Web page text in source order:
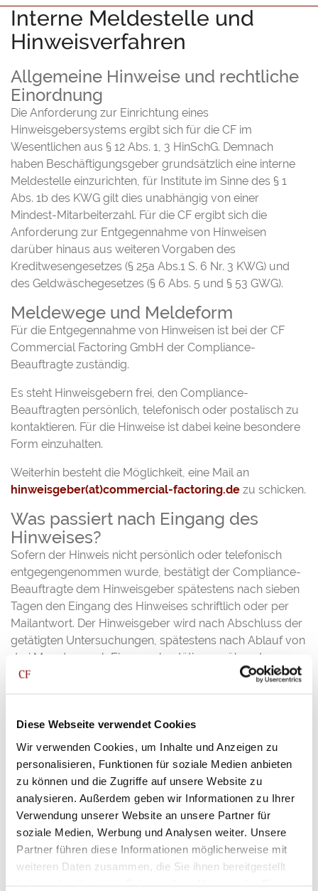
Diese Webseite verwendet Cookies
Wir verwenden Cookies, um Inhalte und Anzeigen zu
personalisieren, Funktionen für soziale Medien anbieten
zu können und die Zugriffe auf unsere Website zu
analysieren. Außerdem geben wir Informationen zu Ihrer
Verwendung unserer Website an unsere Partner für
soziale Medien, Werbung und Analysen weiter. Unsere
Partner führen diese Informationen möglicherweise mit
weiteren Daten zusammen, die Sie ihnen bereitgestellt
Interne Meldestelle und
Hinweisverfahren
Allgemeine Hinweise und rechtliche
Einordnung
Die Anforderung zur Einrichtung eines
Hinweisgebersystems ergibt sich für die CF im
Wesentlichen aus § 12 Abs. 1, 3 HinSchG. Demnach
haben Beschäftigungsgeber grundsätzlich eine interne
Meldestelle einzurichten, für Institute im Sinne des § 1
Abs. 1b des KWG gilt dies unabhängig von einer
Mindest-Mitarbeiterzahl. Für die CF ergibt sich die
Anforderung zur Entgegennahme von Hinweisen
darüber hinaus aus weiteren Vorgaben des
Kreditwesengesetzes (§ 25a Abs.1 S. 6 Nr. 3 KWG) und
des Geldwäschegesetzes (§ 6 Abs. 5 und § 53 GWG).
Meldewege und Meldeform
Für die Entgegennahme von Hinweisen ist bei der CF
Commercial Factoring GmbH der Compliance-
Beauftragte zuständig.
Es steht Hinweisgebern frei, den Compliance-
Beauftragten persönlich, telefonisch oder postalisch zu
kontaktieren. Für die Hinweise ist dabei keine besondere
Form einzuhalten.
Weiterhin besteht die Möglichkeit, eine Mail an
hinweisgeber(at)commercial-factoring.de zu schicken.
Was passiert nach Eingang des
Hinweises?
Sofern der Hinweis nicht persönlich oder telefonisch
entgegengenommen wurde, bestätigt der Compliance-
Beauftragte dem Hinweisgeber spätestens nach sieben
Tagen den Eingang des Hinweises schriftlich oder per
Mailantwort. Der Hinweisgeber wird nach Abschluss der
getätigten Untersuchungen, spätestens nach Ablauf von
drei Monaten nach Eingangsbestätigung, über das
Ergebnis informiert. Die Rückmeldung umfasst die
zu berücksichtigen, dass eine Rückmeldung an die
hinweisgebende Person nur insoweit erfolgen darf, als
dass dadurch interne Nachforschungen und
Ermittlungen nicht berührt bzw. die Rechte der Personen,
die Gegenstand einer Meldung sind oder die in der
Meldung genannt werden, nicht beeinträchtigt werden.
Rechtliche Folgen für die
hinweisgebende Person?